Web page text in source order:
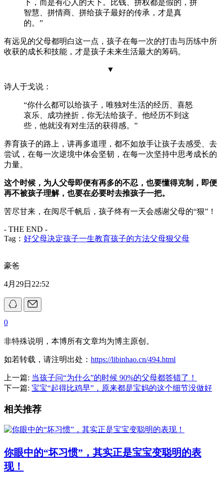
下，而是有心人的天下。比钱、拼权都是假的，拼
智慧、拼情商、拼给孩子最好的传承，才是真
的。”
有远见的父母都明白这一点，孩子在每一次的打击与历练中所
收获的成长和技能，才是孩子未来生活最大的筹码。
▼
诗人于戈说：
“你什么都可以给孩子，唯独对生活的经历、喜怒
哀乐、成功挫折，你无法给孩子。他经历不到这
些，他就没有对生活的获得感。”
养育孩子的路上，讲再多道理，都不如放手让孩子去感受、去
尝试，在每一次逆境中体会坚韧，在每一次坚持中思考成长的
力量。
这个时候，为人父母即便有再多的不忍，也要懂得克制，即便
再不被孩子理解，也要在必要时去推孩子一把。
苦尽甘来，在阅尽千帆后，孩子终有一天会感谢父母的“狠”！
- THE END -
Tag： 好父母决定孩子一生教育孩子的方法父母狠父母
豪爸
4月29日22:52
0
非特殊说明，本博所有文章均为博主原创。
如若转载，请注明出处： https://libinhao.cn/494.html
上一篇: 当孩子问“为什么”的时候 90%的父母都答错了！
下一篇: 宝宝“起得比鸡早”，原来都是宝妈的这个细节没做好
相关推荐
你眼中的“坏习惯”，其实正是宝宝变聪明的表
现！